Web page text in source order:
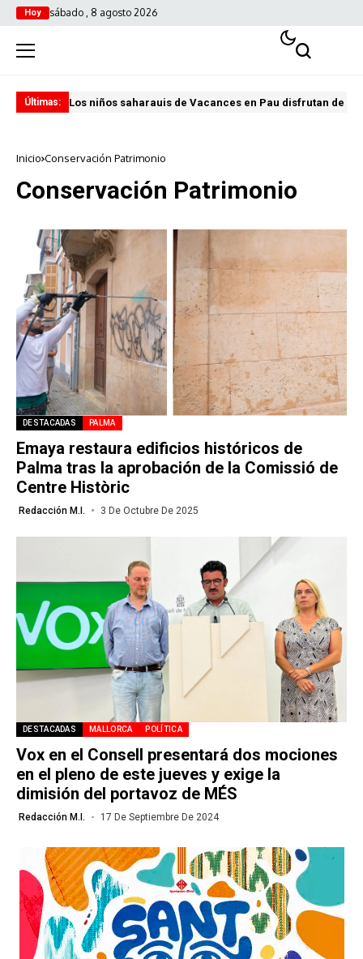
Hoy sábado , 8 agosto 2026
Últimas: Los niños saharauis de Vacances en Pau disfrutan de
Inicio Conservación Patrimonio
Conservación Patrimonio
DESTACADAS PALMA
Emaya restaura edificios históricos de
Palma tras la aprobación de la Comissió de
Centre Històric
Redacción M.I. 3 De Octubre De 2025
DESTACADAS MALLORCA POLÍTICA
Vox en el Consell presentará dos mociones
en el pleno de este jueves y exige la
dimisión del portavoz de MÉS
Redacción M.I. 17 De Septiembre De 2024